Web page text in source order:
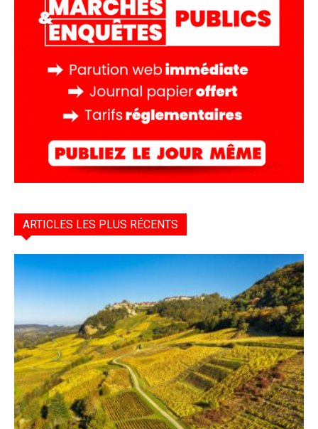
ARTICLES LES PLUS RÉCENTS